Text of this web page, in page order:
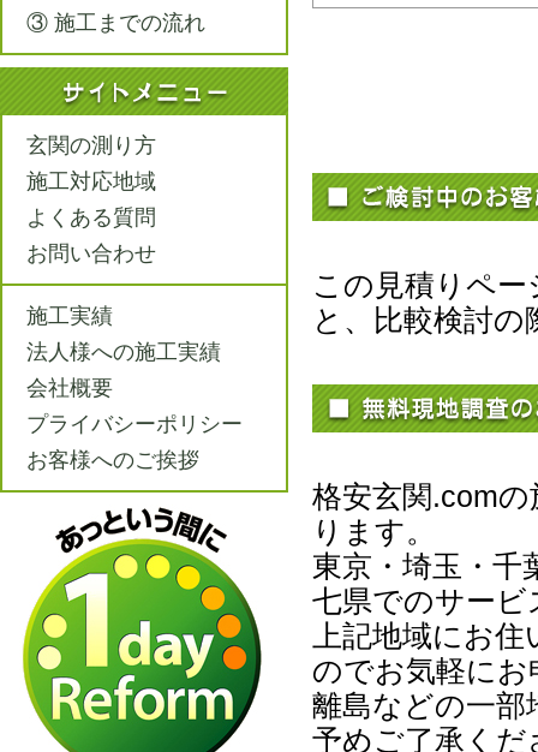
この見積りペ
と、比較検討
格安玄関.com
ります。
東京・埼玉・千
七県でのサー
上記地域にお
のでお気軽に
離島などの一部
予めご了承くだ
③ 施工までの流れ
玄関の測り方
施工対応地域
よくある質問
お問い合わせ
施工実績
法人様への施工実績
会社概要
プライバシーポリシー
お客様へのご挨拶